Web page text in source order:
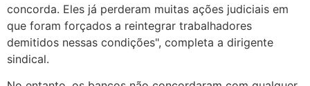
concorda. Eles já perderam muitas ações judiciais em
que foram forçados a reintegrar trabalhadores
demitidos nessas condições", completa a dirigente
sindical.